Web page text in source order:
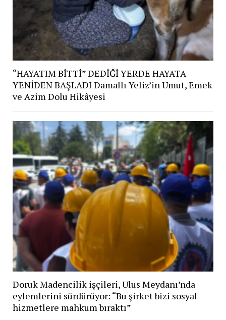
“HAYATIM BİTTİ” DEDİĞİ YERDE HAYATA
YENİDEN BAŞLADI Damallı Yeliz’in Umut, Emek
ve Azim Dolu Hikâyesi
Doruk Madencilik işçileri, Ulus Meydanı’nda
eylemlerini sürdürüyor: “Bu şirket bizi sosyal
hizmetlere mahkum bıraktı”